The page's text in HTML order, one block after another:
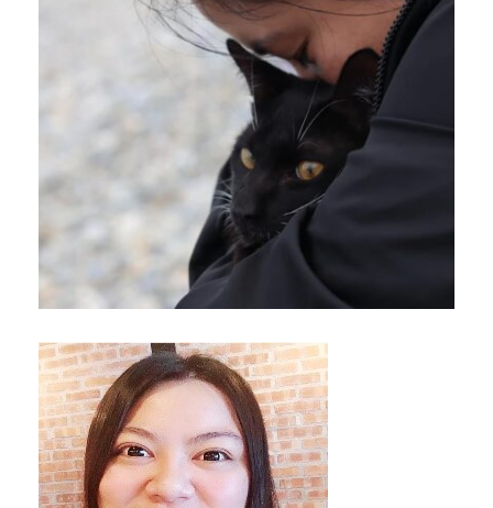
李湘誼
114學年度原住民族文化與科學展覽會專任助理 執行計畫
活動及行政業務相關事宜。
李采珊
專任助理
114學年度原住民族文化與科學展覽會專任助理 執行計畫
活動及行政業務相關事宜。